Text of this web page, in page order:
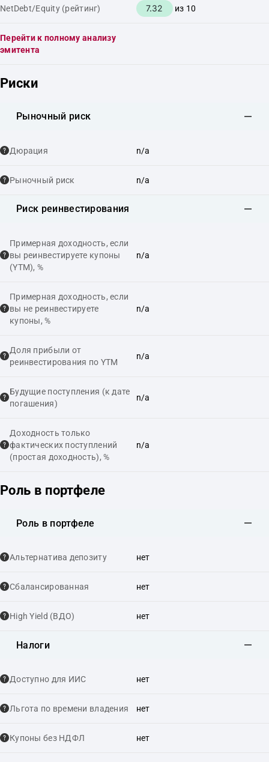
NetDebt/Equity (рейтинг) 7.32 из 10
Перейти к полному анализу
эмитента
Риски
Рыночный риск
Дюрация n/a
Рыночный риск n/a
Риск реинвестирования
Примерная доходность, если
вы реинвестируете купоны
(YTM), %
n/a
Примерная доходность, если
вы не реинвестируете
купоны, %
n/a
Доля прибыли от
реинвестирования по YTM
n/a
Будущие поступления (к дате
погашения)
n/a
Доходность только
фактических поступлений
(простая доходность), %
n/a
Роль в портфеле
Роль в портфеле
Альтернатива депозиту нет
Сбалансированная нет
High Yield (ВДО) нет
Налоги
Доступно для ИИС нет
Льгота по времени владения нет
Купоны без НДФЛ нет